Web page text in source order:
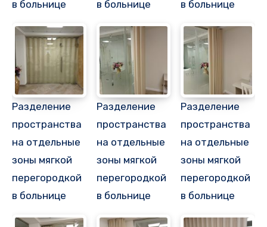
в больнице
в больнице
в больнице
Разделение
пространства
на отдельные
зоны мягкой
перегородкой
в больнице
Разделение
пространства
на отдельные
зоны мягкой
перегородкой
в больнице
Разделение
пространства
на отдельные
зоны мягкой
перегородкой
в больнице